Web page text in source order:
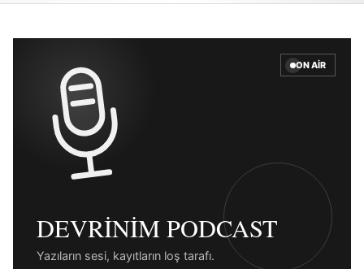
ON AIR
DEVRINIM PODCAST
Yazıların sesi, kayıtların loş tarafı.